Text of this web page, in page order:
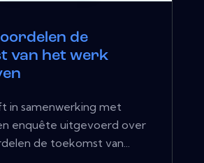
de
van het werk
in samenwerking met
enquête uitgevoerd over
de toekomst van...